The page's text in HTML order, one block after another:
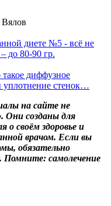
диете №5 - всё не
до 80-90 гр.
такое диффузное
уплотнение стенок…
на сайте не
Они созданы для
о своём здоровье и
врачом. Если вы
обязательно
Помните: самолечение